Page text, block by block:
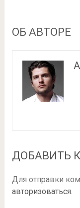
ОБ АВТОРЕ
ДОБАВИТЬ
Для отправки
авторизоваться.